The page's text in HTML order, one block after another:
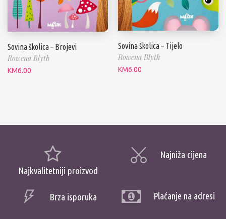
Sovina školica – Brojevi
Rowena Blyth
KM6.00
Sovina školica – Tijelo
Rowena Blyth
KM6.00
Najkvalitetniji proizvod
Najniža cijena
Brza isporuka Plaćanje na adresi